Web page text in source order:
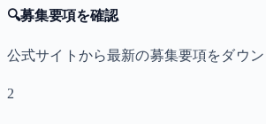
🔍募集要項を確認
公式サイトから最新の募集要項をダウ
2